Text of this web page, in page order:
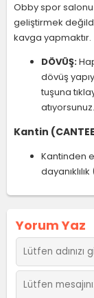
Obby spor salonu
geliştirmek
kavga yapmaktır.
DÖVÜŞ:
dövüş
tuşuna
atıyorsunuz.
Kantin
Kantinden
Yorum Yaz